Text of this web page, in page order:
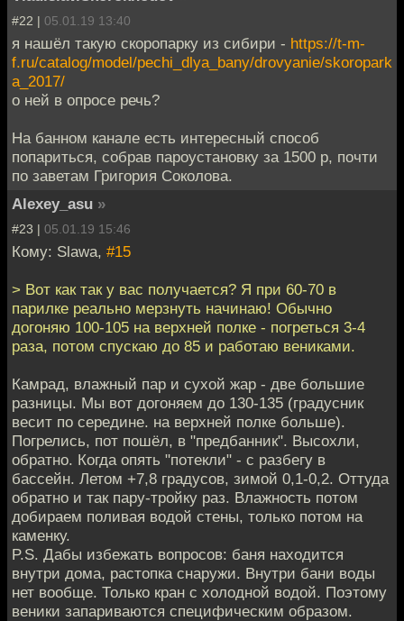
#22 | 05.01.19 13:40
я нашёл такую скоропарку из сибири - https://t-m-
f.ru/catalog/model/pechi_dlya_bany/drovyanie/skoropark
a_2017/
о ней в опросе речь?
На банном канале есть интересный способ
попариться, собрав пароустановку за 1500 р, почти
по заветам Григория Соколова.
Alexey_asu »
#23 | 05.01.19 15:46
Кому: Slawa, #15
> Вот как так у вас получается? Я при 60-70 в
парилке реально мерзнуть начинаю! Обычно
догоняю 100-105 на верхней полке - погреться 3-4
раза, потом спускаю до 85 и работаю вениками.
Камрад, влажный пар и сухой жар - две большие
разницы. Мы вот догоняем до 130-135 (градусник
весит по середине. на верхней полке больше).
Погрелись, пот пошёл, в "предбанник". Высохли,
обратно. Когда опять "потекли" - с разбегу в
бассейн. Летом +7,8 градусов, зимой 0,1-0,2. Оттуда
обратно и так пару-тройку раз. Влажность потом
добираем поливая водой стены, только потом на
каменку.
P.S. Дабы избежать вопросов: баня находится
внутри дома, растопка снаружи. Внутри бани воды
нет вообще. Только кран с холодной водой. Поэтому
веники запариваются специфическим образом.